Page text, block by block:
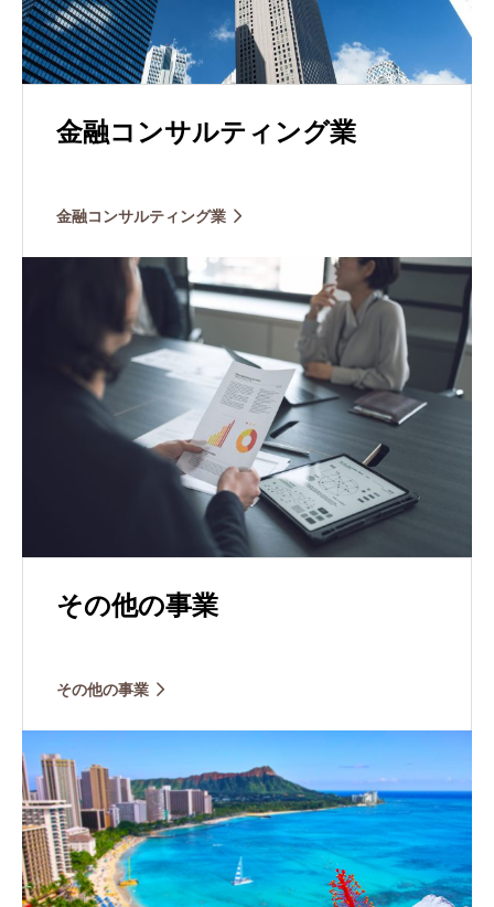
金融コンサルティング業
金融コンサルティング業
その他の事業
その他の事業